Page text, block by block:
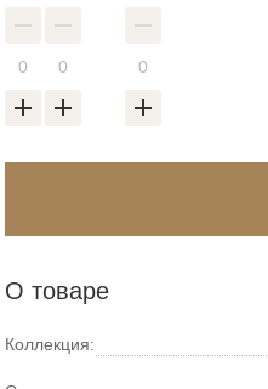
О товаре
Коллекция: